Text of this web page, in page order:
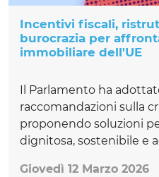
Incentivi fiscali,
burocrazia per
immobiliare dell'UE
Il Parlamento ha
raccomandazioni sulla
proponendo soluzioni
dignitosa, sostenibile e
Giovedì 12 Marzo 2026